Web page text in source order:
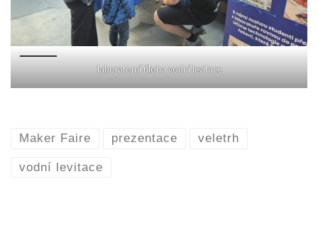
laboratorní úloha vodní levitace
Maker Faire prezentace veletrh
vodní levitace